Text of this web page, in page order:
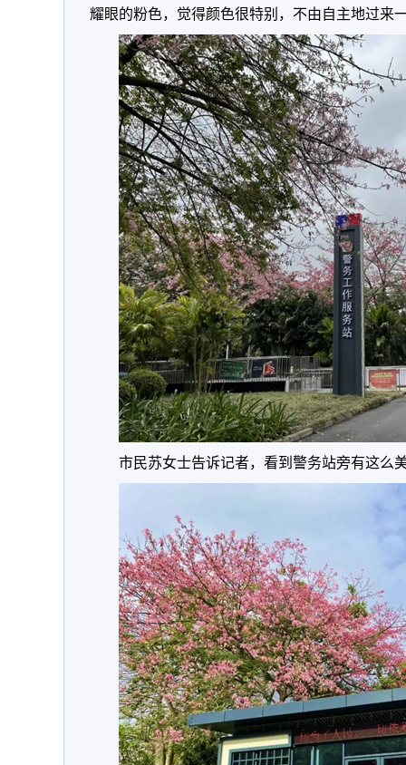
耀眼的粉色，觉得颜色很特别，不由自主地过来
市民苏女士告诉记者，看到警务站旁有这么